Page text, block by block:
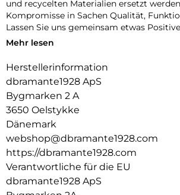
und recycelten Materialien ersetzt
Kompromisse in Sachen Qualität,
Lassen Sie uns gemeinsam etwas
100 % RECYCLING KUNSTSTOFF:
Wir verwenden ausschließlich GRS
Recyclingkunststoff. So können wir mit
dass unsere Produkte so sind, wie wir sie
KOMPATIBEL MIT KABELLOSEM LADEN :
DESIGN MIT FOKUS AUF SCHUTZ :
Rundum-Schutzhülle zum Schutz des
Beschädigungen.
Mehr lesen
Herstellerinformation
dbramante1928 ApS
Bygmarken 2 A
3650 Oelstykke
Dänemark
webshop@dbramante1928.com
https://dbramante1928.com
Verantwortliche für die EU
dbramante1928 ApS